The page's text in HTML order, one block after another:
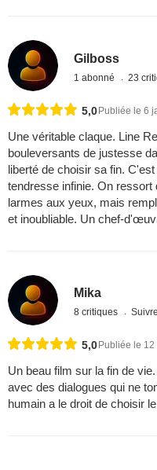
Gilboss
1 abonné 23
5,0Publiée le 6
Une véritable claque. Line
bouleversants de justesse
liberté de choisir sa fin.
tendresse infinie. On
larmes aux yeux, mais
et inoubliable. Un chef-
Mika
8 critiques
5,0Publiée le
Un beau film sur la fin de
avec des dialogues qui ne
humain a le droit de choisir